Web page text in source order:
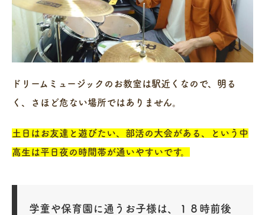
ドリームミュージックのお教室は駅近くなので、明る
く、さほど危ない場所ではありません。
土日はお友達と遊びたい、部活の大会がある、という中
高生は平日夜の時間帯が通いやすいです。
学童や保育園に通うお子様は、１８時前後